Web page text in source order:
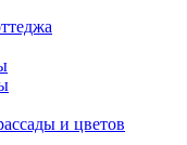
и цветов